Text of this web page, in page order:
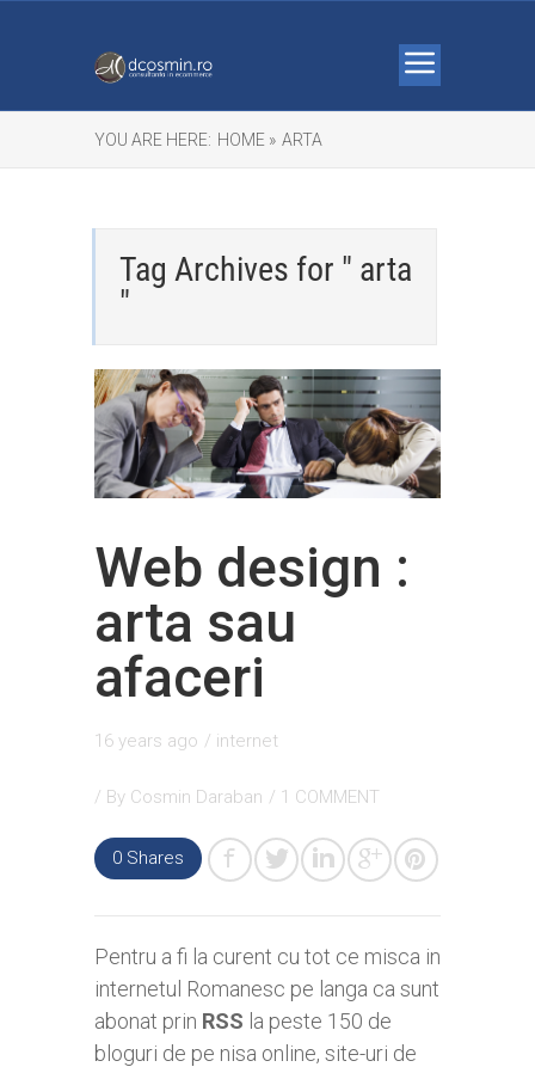
YOU ARE HERE: HOME » ARTA
Tag Archives for " arta
"
Web design :
arta sau
afaceri
16 years ago / internet
/ By Cosmin Daraban / 1 COMMENT
0 Shares
Pentru a fi la curent cu tot ce misca in
internetul Romanesc pe langa ca sunt
abonat prin RSS la peste 150 de
bloguri de pe nisa online, site-uri de